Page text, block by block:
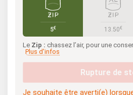
5€
Le Zip : chassez l’air, pour une
Plus d'infos
13.50€
Rupture de
Je souhaite être averti(e)